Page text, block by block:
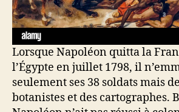
Lorsque Napoléon quitta la
l’Égypte en juillet 1798, il
seulement ses 38 soldats mais
botanistes et des cartographes.